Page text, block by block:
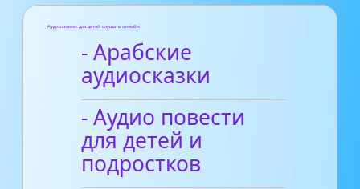
Аудиосказки для детей слушать онлайн
- Арабские
аудиосказки
- Аудио повести
для детей и
подростков